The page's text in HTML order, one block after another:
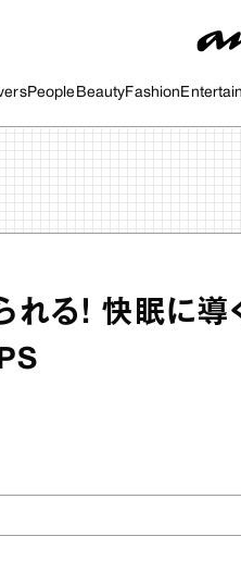
People BeautyFashion
れる！ 快眠に導